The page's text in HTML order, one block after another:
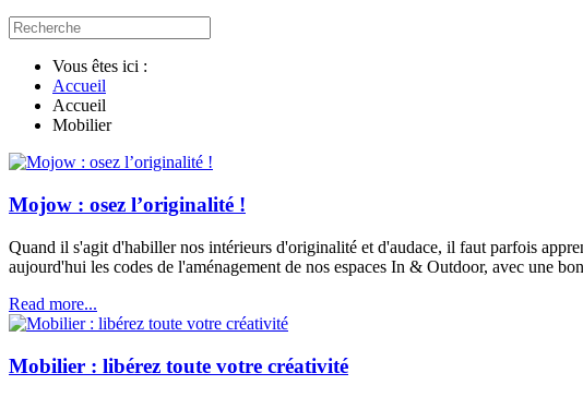
Vous êtes ici :
Accueil
Accueil
Mobilier
Mojow : osez l’originalité !
Quand il s'agit d'habiller nos intérieurs d'originalité et d'audace, il faut parfois
aujourd'hui les codes de l'aménagement de nos espaces In & Outdoor, avec une
Read more...
Mobilier : libérez toute votre créativité